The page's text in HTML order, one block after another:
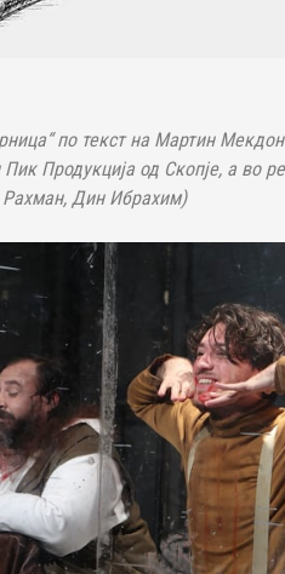
по текст на Мартин
Продукција од Скопје, а во
Дин Ибрахим)